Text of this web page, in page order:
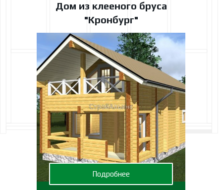
Дом из клееного бруса
"Кронбург"
Подробнее